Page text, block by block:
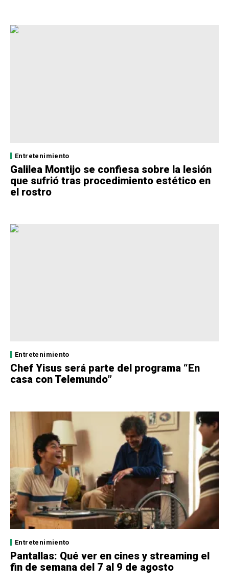
Entretenimiento
Galilea Montijo se confiesa sobre la lesión
que sufrió tras procedimiento estético en
el rostro
Entretenimiento
Chef Yisus será parte del programa “En
casa con Telemundo”
Entretenimiento
Pantallas: Qué ver en cines y streaming el
fin de semana del 7 al 9 de agosto